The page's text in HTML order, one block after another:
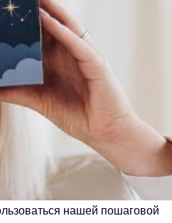
нашей пошаговой